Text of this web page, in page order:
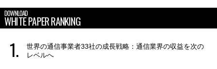
DOWNLOAD
WHITE PAPER RANKING
世界の通信事業者33社の成長戦略：通信業界の収益を次の
レベルへ